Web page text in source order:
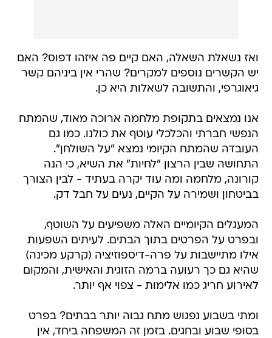
ואז נשאלת השאלה, האם קיים פה איזהו דפוס? האם
יש הקשרים נוספים למקרים? שהרי אין ביניהם קשר
גיאוגרפי, והתשובה לשאלות היא כן.
אנו נמצאים בתקופת מלחמה ארוכה מאוד, שהמתח
הנפשי חברתי והכלכלי עוטף את כולנו. כמו גם
העובדה שהמתח הקיומי נמצא "על השולחן".
התחושה שבין הרצון "לחיות" את השיא, כי הנה
קורונה, מלחמה ומה עוד יקרה בעתיד - לבין הצורך
בביטחון ושמירה על הקיים, נעים על חבל דק.
המעגלים הקיומיים האלה משפיעים על השוטף,
ובפרט על הפרטים בתוך הבתים. לעיתים השפעות
אילו מתיישבות על פרה-דיספוזיציה (קרקע מכינה)
שהיא גם כך רעועה ברמה הזוגית והאישית, והמקום
לאירוע חריג כמו אלימות - צפוי אף יותר.
ומתי בשבוע נפגוש מתח גבוה יותר בבתים? בפרט
בסופי שבוע ובחגים. בזמן זה המשפחה ביחד, אין